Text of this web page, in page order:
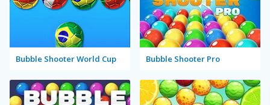
Bubble Shooter World Cup Bubble Shooter Pro